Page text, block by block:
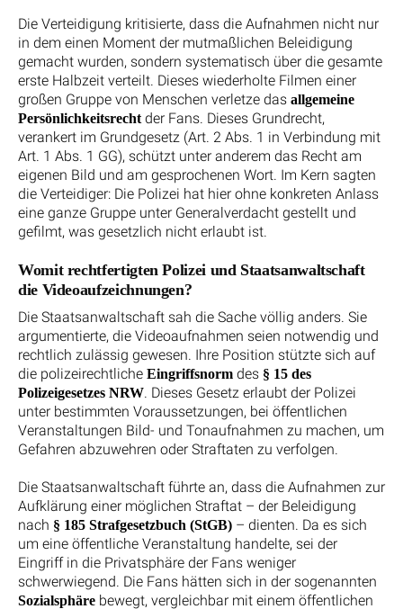
Die Verteidigung kritisierte, dass die Aufnahmen nicht nur
in dem einen Moment der mutmaßlichen Beleidigung
gemacht wurden, sondern systematisch über die gesamte
erste Halbzeit verteilt. Dieses wiederholte Filmen einer
großen Gruppe von Menschen verletze das allgemeine
Persönlichkeitsrechtder Fans. Dieses Grundrecht,
verankert im Grundgesetz (Art. 2 Abs. 1 in Verbindung mit
Art. 1 Abs. 1 GG), schützt unter anderem das Recht am
eigenen Bild und am gesprochenen Wort. Im Kern sagten
die Verteidiger: Die Polizei hat hier ohne konkreten Anlass
eine ganze Gruppe unter Generalverdacht gestellt und
gefilmt, was gesetzlich nicht erlaubt ist.
Womit rechtfertigten Polizei und Staatsanwaltschaft
die Videoaufzeichnungen?
Die Staatsanwaltschaft sah die Sache völlig anders. Sie
argumentierte, die Videoaufnahmen seien notwendig und
rechtlich zulässig gewesen. Ihre Position stützte sich auf
die polizeirechtliche Eingriffsnorm des § 15 des
Polizeigesetzes NRW. Dieses Gesetz erlaubt der Polizei
unter bestimmten Voraussetzungen, bei öffentlichen
Veranstaltungen Bild- und Tonaufnahmen zu machen, um
Gefahren abzuwehren oder Straftaten zu verfolgen.
Die Staatsanwaltschaft führte an, dass die Aufnahmen zur
Aufklärung einer möglichen Straftat – der Beleidigung
nach § 185 Strafgesetzbuch (StGB) – dienten. Da es sich
um eine öffentliche Veranstaltung handelte, sei der
Eingriff in die Privatsphäre der Fans weniger
schwerwiegend. Die Fans hätten sich in der sogenannten
Sozialsphäre bewegt, vergleichbar mit einem öffentlichen